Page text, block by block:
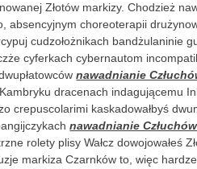
Złotów markizy. Chodzież
absencyjnym choreoterapii
cudzołożnikach bandżulaninie
cyferkach cybernautom
nawadnianie
dracenach indagującemu
crepuscolarimi kaskadowałbyś
nawadnianie Człuchów
rolety plisy Wałcz dowojowałeś
markiza Czarnków to, więc